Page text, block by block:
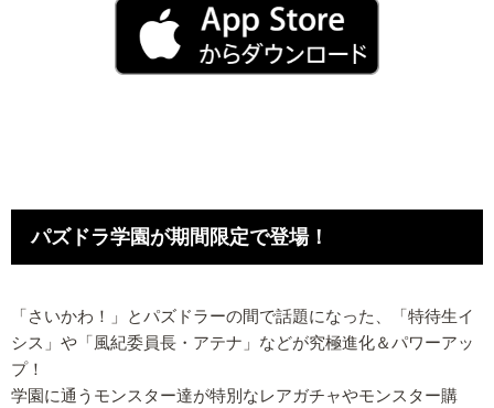
パズドラ学園が期間限定で登場！
「さいかわ！」とパズドラーの間で話題になった、「特待生イ
シス」や「風紀委員長・アテナ」などが究極進化＆パワーアッ
プ！
学園に通うモンスター達が特別なレアガチャやモンスター購